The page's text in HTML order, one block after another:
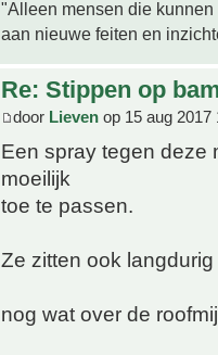
"Alleen mensen die
aan nieuwe feiten en
Re: Stippen op
door Lieven op 15 aug 2017
Een spray tegen deze
moeilijk
toe te passen.
Ze zitten ook
nog wat over de